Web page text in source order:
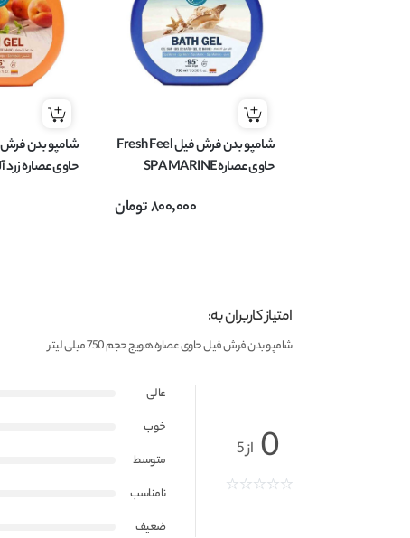
شامپو بدن فرش فیل Fresh Feel
حاوی عصاره SPA MARINE
800,000تومان
حاوی عصاره زرد
امتیاز کاربران به:
شامپو بدن فرش فیل حاوی عصاره هویج حجم 750 میلی لیتر
0 از 5
عالی
خوب
متوسط
نامناسب
ضعیف